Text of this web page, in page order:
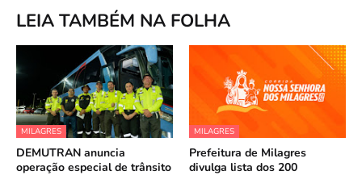
LEIA TAMBÉM NA FOLHA
MILAGRES
DEMUTRAN anuncia
operação especial de trânsito
MILAGRES
Prefeitura de Milagres
divulga lista dos 200